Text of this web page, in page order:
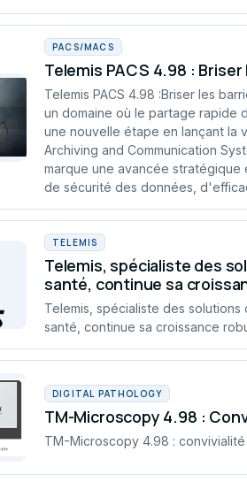
PACS/MACS
Telemis PACS 4.98 :
Telemis PACS 4.98 :Briser les
un domaine où le partage rapide
une nouvelle étape en lançant la
Archiving and Communication
marque une avancée stratégique
de sécurité des données,
TELEMIS
Telemis, spécialiste des
santé, continue sa
Telemis, spécialiste des solutions
santé, continue sa croissance
DIGITAL PATHOLOGY
TM-Microscopy 4.98 :
TM-Microscopy 4.98 :